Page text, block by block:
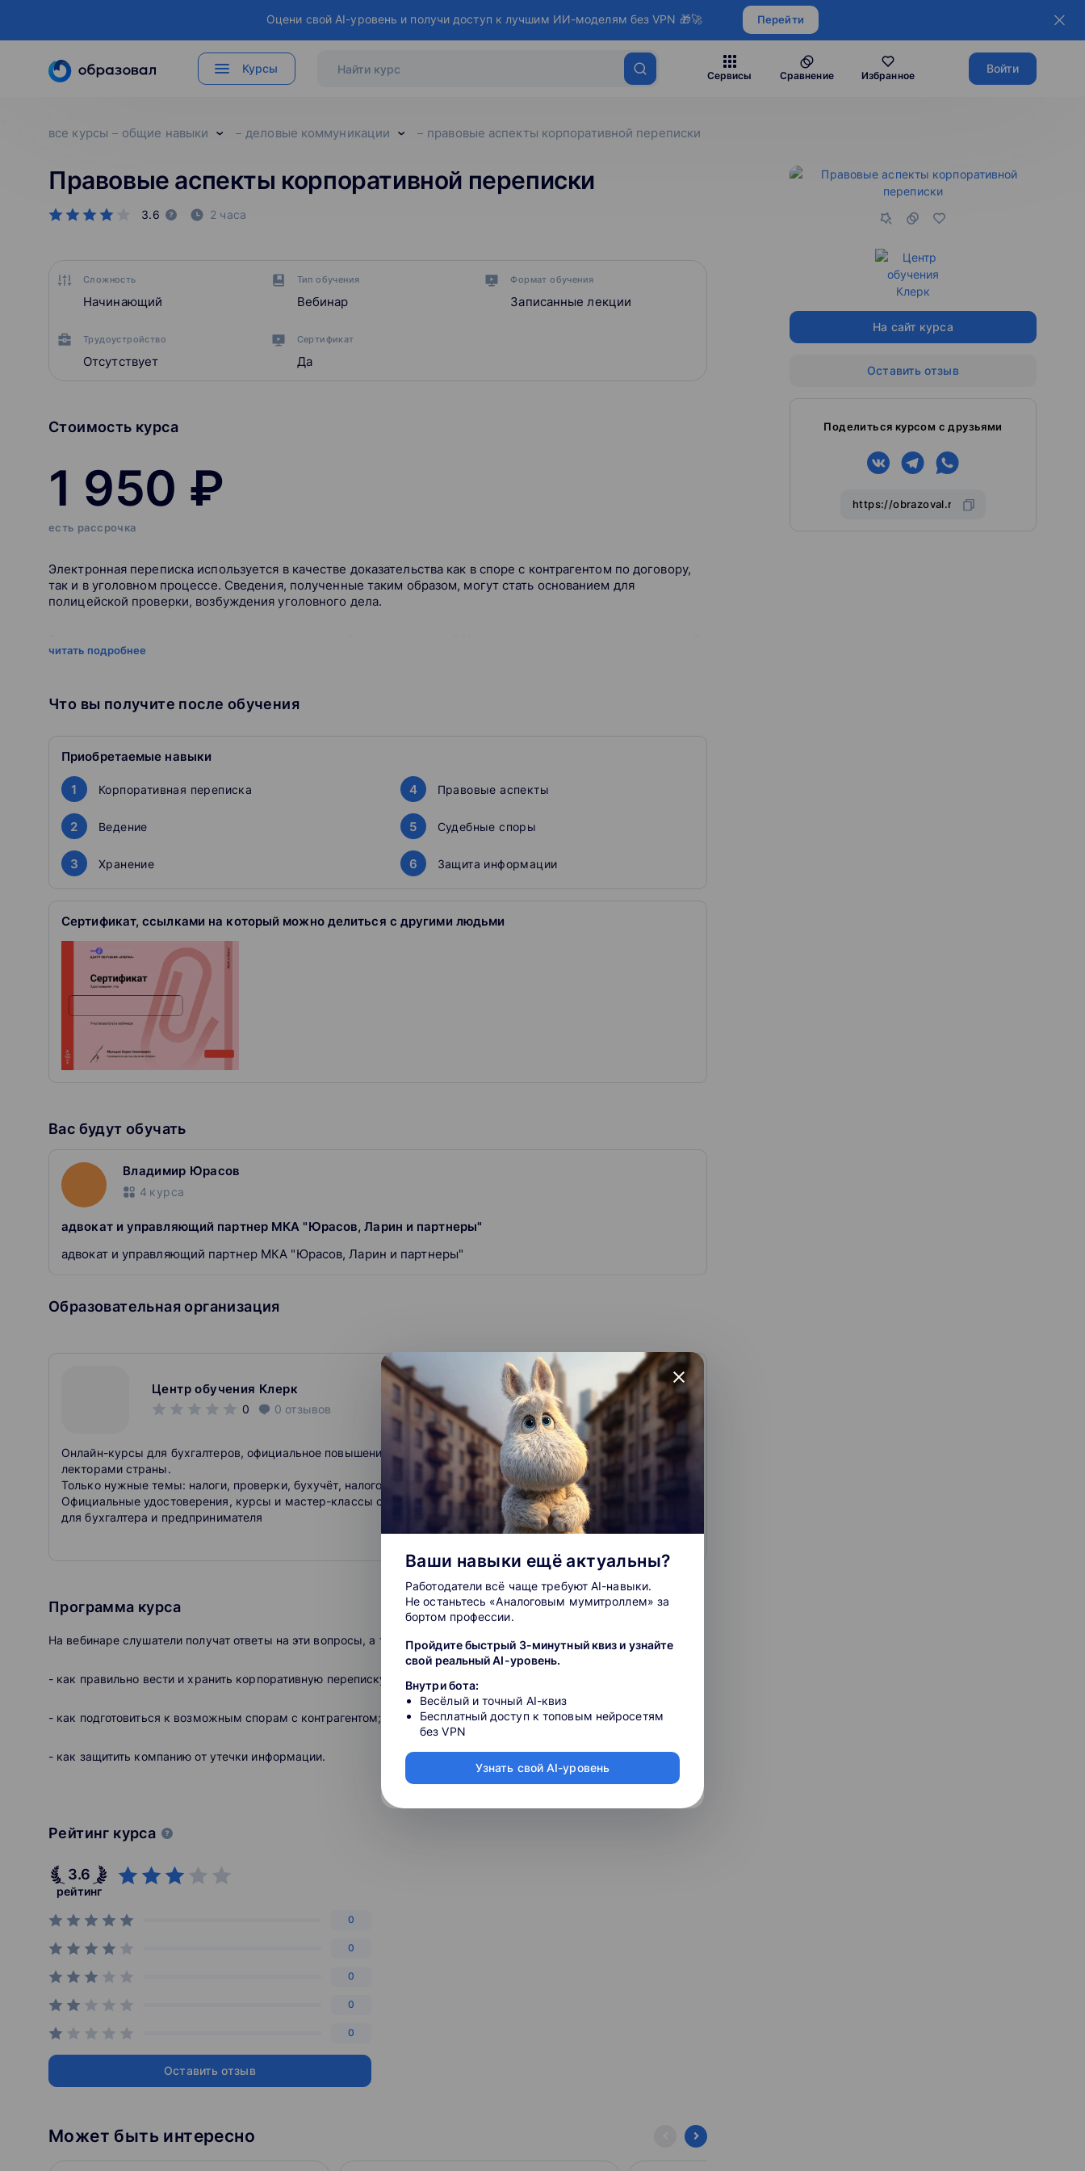
Оцени свой AI-уровень и получи доступ к лучшим ИИ-моделям без VPN 🎁🚀 Перейти
Курсы
Сервисы Сравнение Избранное
Войти
все курсы общие навыки деловые коммуникации правовые аспекты корпоративной переписки
Правовые аспекты корпоративной переписки
3.6 2 часа
Сложность
Начинающий
Тип обучения
Вебинар
Формат обучения
Записанные лекции
Трудоустройство
Отсутствует
Сертификат
Да
Стоимость курса
1 950 ₽
есть рассрочка
Электронная переписка используется в качестве доказательства как в споре с контрагентом по договору,
так и в уголовном процессе. Сведения, полученные таким образом, могут стать основанием для
полицейской проверки, возбуждения уголовного дела.
Может ли диалог с контрагентом привести к неблагоприятным последствиям?
Как проходит обучение
Скачиваете презентацию. Большинство авторов прилагают к вебинарам полезные презентации.
Оставляйте вопросы в комментариях. Мы передадим их эксперту, чтобы он ответил.
Получаете сертификат. Покажите работодателю, что подтянулись в теме.
читать подробнее
Что вы получите после обучения
Приобретаемые навыки
1 Корпоративная переписка
2 Ведение
3 Хранение
4 Правовые аспекты
5 Судебные споры
6 Защита информации
Сертификат, ссылками на который можно делиться с другими людьми
Вас будут обучать
Владимир Юрасов
4 курса
адвокат и управляющий партнер МКА "Юрасов, Ларин и партнеры"
адвокат и управляющий партнер МКА "Юрасов, Ларин и партнеры"
Образовательная организация
Центр обучения Клерк
0 0 отзывов
Онлайн-курсы для бухгалтеров, официальное повышение квалификации, вебинары, практикумы с лучшими
лекторами страны.
Только нужные темы: налоги, проверки, бухучёт, налоговая оптимизация, кадры, право
Официальные удостоверения, курсы и мастер-классы с лучшими лекторами страны и профпереподготовка
для бухгалтера и предпринимателя
Программа курса
На вебинаре слушатели получат ответы на эти вопросы, а также узнают:
- как правильно вести и хранить корпоративную переписку;
- как подготовиться к возможным спорам с контрагентом;
- как защитить компанию от утечки информации.
Рейтинг курса
3.6
рейтинг
0
0
0
0
0
Оставить отзыв
Может быть интересно
На сайт курса
Оставить отзыв
Поделиться курсом с друзьями
close
Ваши навыки ещё актуальны?
Работодатели всё чаще требуют AI-навыки.
Не останьтесь «Аналоговым мумитроллем» за
бортом профессии.
Пройдите быстрый 3-минутный квиз и узнайте
свой реальный AI-уровень.
Внутри бота:
Весёлый и точный AI-квиз
Бесплатный доступ к топовым нейросетям
без VPN
Узнать свой AI-уровень